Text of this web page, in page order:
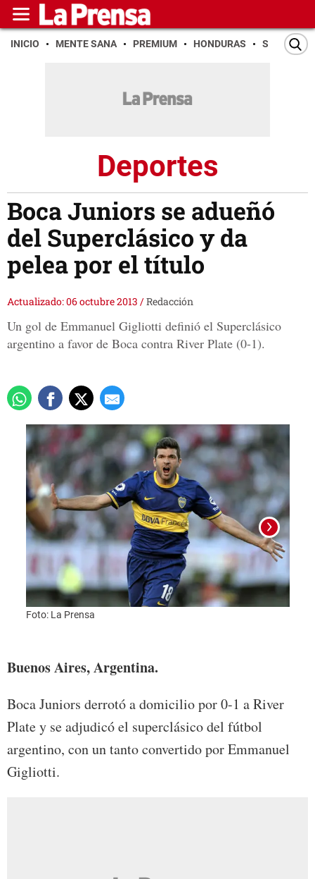
INICIO MENTE SANA PREMIUM HONDURAS SAN PEDRO
Deportes
Boca Juniors se adueñó
del Superclásico y da
pelea por el título
Actualizado: 06 octubre 2013 /Redacción
Un gol de Emmanuel Gigliotti definió el Superclásico
argentino a favor de Boca contra River Plate (0-1).
Foto: La Prensa
Foto:
Buenos Aires, Argentina.
Boca Juniors derrotó a domicilio por 0-1 a River
Plate y se adjudicó el superclásico del fútbol
argentino, con un tanto convertido por Emmanuel
Gigliotti.